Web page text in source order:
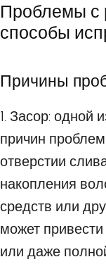
Проблемы с
способы
Причины
1. Засор: одной
причин
отверстии
накопления
средств или
может
или даже